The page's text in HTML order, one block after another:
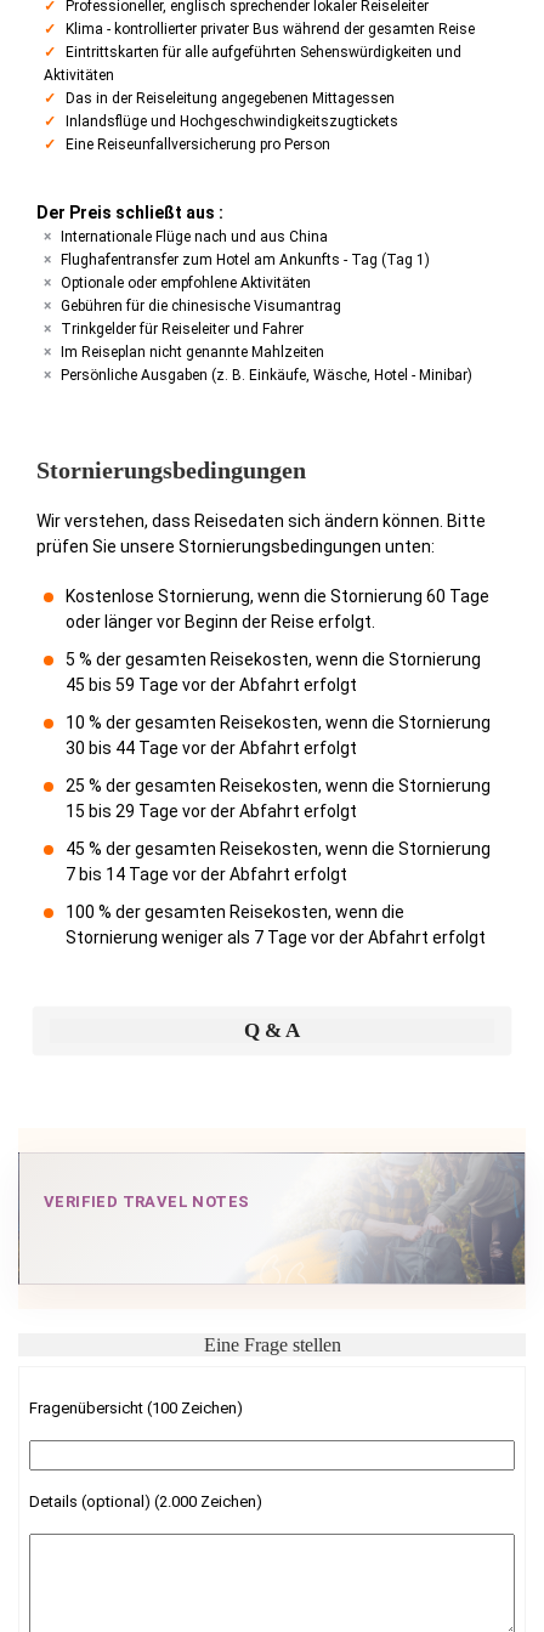
Professioneller, englisch sprechender lokaler Reiseleiter
Klima - kontrollierter privater Bus während der gesamten Reise
Eintrittskarten für alle aufgeführten Sehenswürdigkeiten und
Aktivitäten
Das in der Reiseleitung angegebenen Mittagessen
Inlandsflüge und Hochgeschwindigkeitszugtickets
Eine Reiseunfallversicherung pro Person
Der Preis schließt aus :
Internationale Flüge nach und aus China
Flughafentransfer zum Hotel am Ankunfts - Tag (Tag 1)
Optionale oder empfohlene Aktivitäten
Gebühren für die chinesische Visumantrag
Trinkgelder für Reiseleiter und Fahrer
Im Reiseplan nicht genannte Mahlzeiten
Persönliche Ausgaben (z. B. Einkäufe, Wäsche, Hotel - Minibar)
Stornierungsbedingungen
Wir verstehen, dass Reisedaten sich ändern können. Bitte
prüfen Sie unsere Stornierungsbedingungen unten:
Kostenlose Stornierung, wenn die Stornierung 60 Tage
oder länger vor Beginn der Reise erfolgt.
5 % der gesamten Reisekosten, wenn die Stornierung
45 bis 59 Tage vor der Abfahrt erfolgt
10 % der gesamten Reisekosten, wenn die Stornierung
30 bis 44 Tage vor der Abfahrt erfolgt
25 % der gesamten Reisekosten, wenn die Stornierung
15 bis 29 Tage vor der Abfahrt erfolgt
45 % der gesamten Reisekosten, wenn die Stornierung
7 bis 14 Tage vor der Abfahrt erfolgt
100 % der gesamten Reisekosten, wenn die
Stornierung weniger als 7 Tage vor der Abfahrt erfolgt
Q & A
VERIFIED TRAVEL NOTES
Eine Frage stellen
Fragenübersicht (100 Zeichen)
Details (optional) (2.000 Zeichen)